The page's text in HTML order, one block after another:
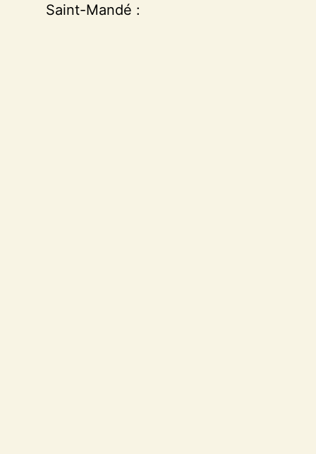
Saint-Mandé :